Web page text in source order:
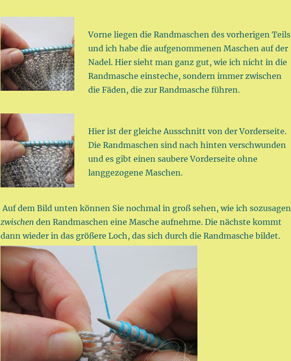
Vorne liegen die Randmaschen des vorherigen Teils
und ich habe die aufgenommenen Maschen auf der
Nadel. Hier sieht man ganz gut, wie ich nicht in die
Randmasche einsteche, sondern immer zwischen
die Fäden, die zur Randmasche führen.
Hier ist der gleiche Ausschnitt von der Vorderseite.
Die Randmaschen sind nach hinten verschwunden
und es gibt einen saubere Vorderseite ohne
langgezogene Maschen.
Auf dem Bild unten können Sie nochmal in groß sehen, wie ich sozusagen
zwischen den Randmaschen eine Masche aufnehme. Die nächste kommt
dann wieder in das größere Loch, das sich durch die Randmasche bildet.